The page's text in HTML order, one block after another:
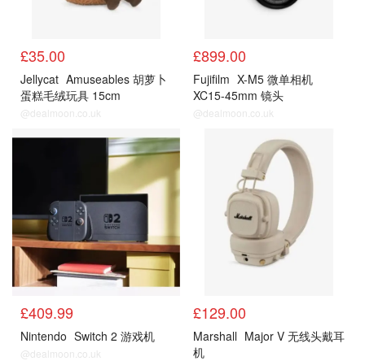
£35.00
Jellycat Amuseables 胡萝卜
蛋糕毛绒玩具 15cm
@dealmoon.co.uk
£899.00
Fujifilm X-M5 微单相机
XC15-45mm 镜头
@dealmoon.co.uk
电子
£409.99
Nintendo Switch 2 游戏机
@dealmoon.co.uk
£129.00
Marshall Major V 无线头戴耳
机